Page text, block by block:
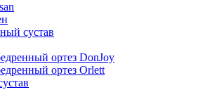
сустав
ортез DonJoy
ортез Orlett